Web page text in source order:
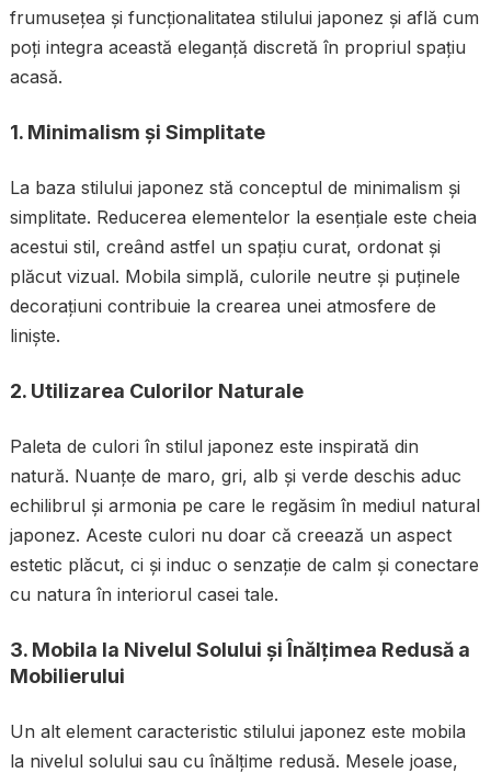
frumusețea și funcționalitatea stilului japonez și află cum
poți integra această eleganță discretă în propriul spațiu
acasă.
1. Minimalism și Simplitate
La baza stilului japonez stă conceptul de minimalism și
simplitate. Reducerea elementelor la esențiale este cheia
acestui stil, creând astfel un spațiu curat, ordonat și
plăcut vizual. Mobila simplă, culorile neutre și puținele
decorațiuni contribuie la crearea unei atmosfere de
liniște.
2. Utilizarea Culorilor Naturale
Paleta de culori în stilul japonez este inspirată din
natură. Nuanțe de maro, gri, alb și verde deschis aduc
echilibrul și armonia pe care le regăsim în mediul natural
japonez. Aceste culori nu doar că creează un aspect
estetic plăcut, ci și induc o senzație de calm și conectare
cu natura în interiorul casei tale.
3. Mobila la Nivelul Solului și Înălțimea Redusă a
Mobilierului
Un alt element caracteristic stilului japonez este mobila
la nivelul solului sau cu înălțime redusă. Mesele joase,